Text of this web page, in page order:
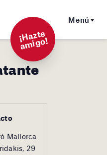
Menú
¡
Hazt
e
a
mi
g
o!
Mallorca
29